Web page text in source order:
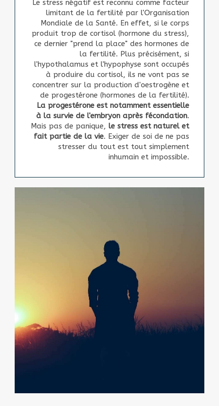
Le stress négatif est reconnu comme facteur
limitant de la fertilité par l'Organisation
Mondiale de la Santé. En effet, si le corps
produit trop de cortisol (hormone du stress),
ce dernier "prend la place" des hormones de
la fertilité. Plus précisément, si
l'hypothalamus et l'hypophyse sont occupés
à produire du cortisol, ils ne vont pas se
concentrer sur la production d'oestrogène et
de progestérone (hormones de la fertilité).
La progestérone est notamment essentielle
à la survie de l'embryon après fécondation.
Mais pas de panique, le stress est naturel et
fait partie de la vie. Exiger de soi de ne pas
stresser du tout est tout simplement
inhumain et impossible.